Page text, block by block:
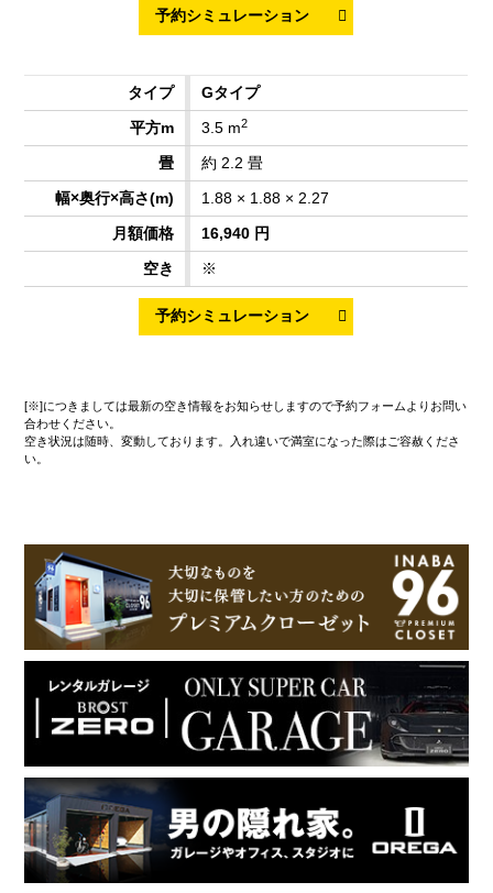
Gタイプ
3.5 m2
約 2.2 畳
1.88 × 1.88 × 2.27
16,940 円
※
[※]につきましては最新の空き情報をお知らせしますので予約フォームよりお問い
合わせください。
空き状況は随時、変動しております。入れ違いで満室になった際はご容赦くださ
い。